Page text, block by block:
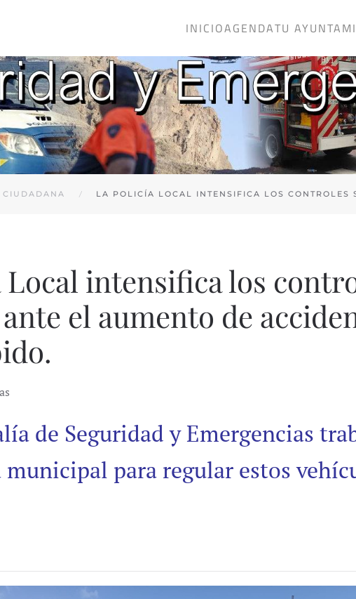
INICIOAGENDATU
CIUDADANA LA POLICÍA LOCAL INTENSIFICA LOS CONTROLES
Local intensifica los
el aumento de
de Seguridad y Emergencias
municipal para regular estos